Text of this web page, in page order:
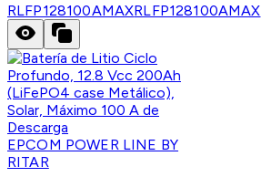
RLFP128100AMAXRLFP128100AMAX
EPCOM POWER LINE BY
RITAR